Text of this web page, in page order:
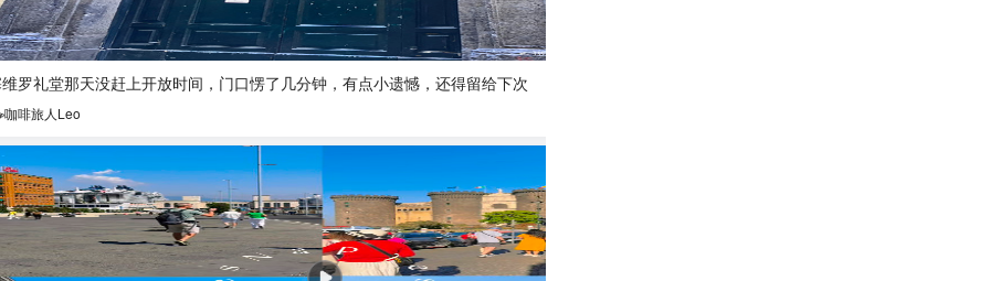
罗礼堂那天没赶上开放时间，门口愣了几分钟，有点小遗憾，还得留给下次
咖啡旅人Leo